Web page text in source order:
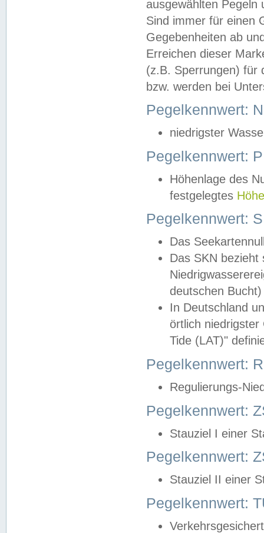
ausgewählten
Sind immer für einen
Gegebenheiten ab
Erreichen dieser
(z.B. Sperrungen) für
bzw. werden bei
Pegelkennwert:
niedrigster
Pegelkennwert:
Höhenlage des
festgelegtes
Pegelkennwert:
Das
Das SKN
deutschen
In Deutschland
örtlich
Tide (LAT)"
Pegelkennwert:
Regulierungs-
Pegelkennwert:
Stauziel I einer
Pegelkennwert:
Stauziel II einer
Pegelkennwert: